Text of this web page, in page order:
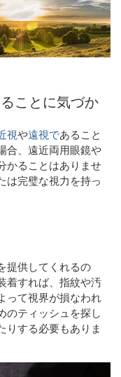
ことに気づか
視や遠視であること
合、遠近両用眼鏡や
かることはありませ
は完璧な視力を持っ
提供してくれるの
着すれば、指紋や汚
って視界が損なわれ
のティッシュを探し
りする必要もありま